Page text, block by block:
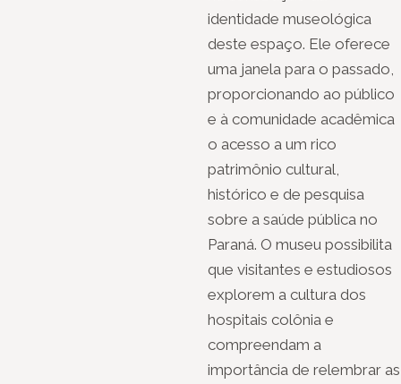
identidade museológica
deste espaço. Ele oferece
uma janela para o passado,
proporcionando ao público
e à comunidade acadêmica
o acesso a um rico
patrimônio cultural,
histórico e de pesquisa
sobre a saúde pública no
Paraná. O museu possibilita
que visitantes e estudiosos
explorem a cultura dos
hospitais colônia e
compreendam a
importância de relembrar as